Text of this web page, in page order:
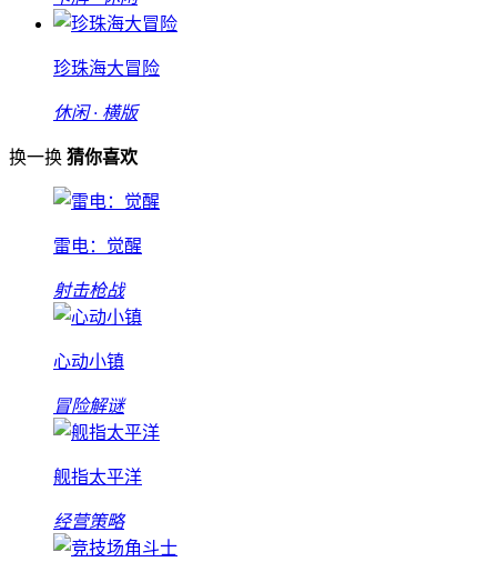
珍珠海大冒险
休闲 · 横版
换一换 猜你喜欢
雷电：觉醒
射击枪战
心动小镇
冒险解谜
舰指太平洋
经营策略